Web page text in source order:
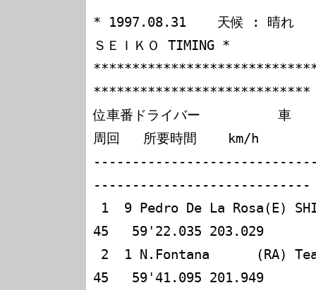
* 1997.08.31    天候 : 晴れ
ＳＥＩＫＯ TIMING *
****************************
位車番ドライバー          車
周回   所要時間    km/h
----------------------------
45   59'22.035 203.029
45   59'41.095 201.949